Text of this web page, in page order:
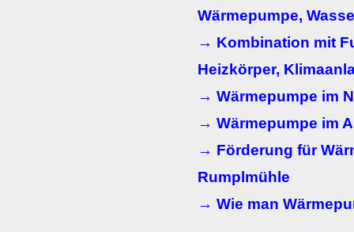
Wärmepumpe,
→ Kombination mit
Heizkörper,
→ Wärmepumpe im
→ Wärmepumpe im
→ Förderung für
Rumplmühle
→ Wie man